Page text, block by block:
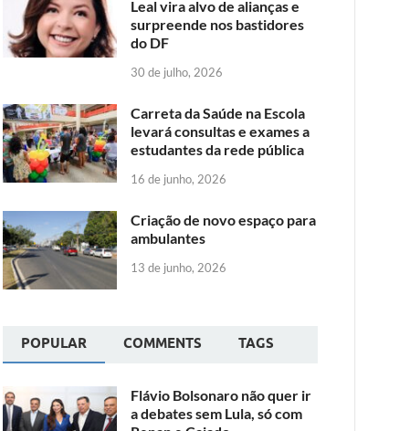
Leal vira alvo de alianças e
surpreende nos bastidores
do DF
30 de julho, 2026
Carreta da Saúde na Escola
levará consultas e exames a
estudantes da rede pública
16 de junho, 2026
Criação de novo espaço para
ambulantes
13 de junho, 2026
POPULAR COMMENTS TAGS
Flávio Bolsonaro não quer ir
a debates sem Lula, só com